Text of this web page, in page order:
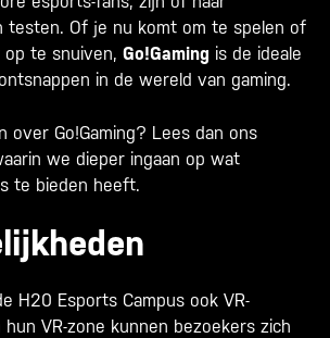
testen. Of je nu komt om te spelen of
te snuiven, Go!Gaming is de ideale
in de wereld van gaming.
over Go!Gaming? Lees dan ons
we dieper ingaan op wat
te bieden heeft.
H20 Esports Campus ook VR-
hun VR-zone kunnen bezoekers zich